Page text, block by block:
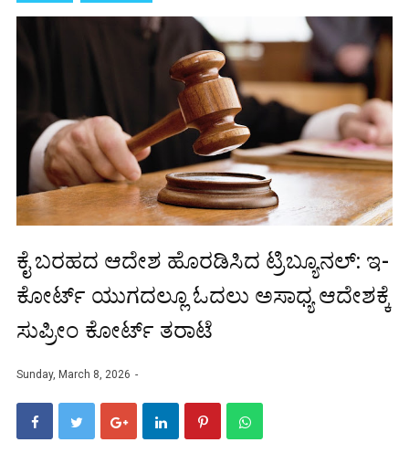
ಕೈ ಬರಹದ ಆದೇಶ ಹೊರಡಿಸಿದ ಟ್ರಿಬ್ಯೂನಲ್: ಇ-
ಕೋರ್ಟ್ ಯುಗದಲ್ಲೂ ಓದಲು ಅಸಾಧ್ಯ ಆದೇಶಕ್ಕೆ
ಸುಪ್ರೀಂ ಕೋರ್ಟ್ ತರಾಟೆ
Sunday, March 8, 2026